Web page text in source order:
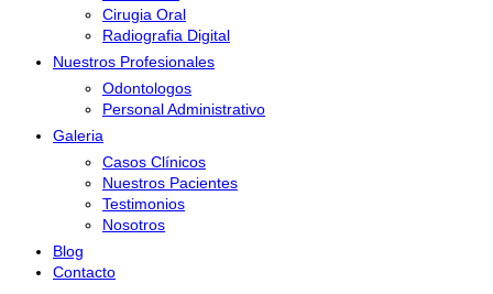
Cirugia Oral
Radiografia Digital
Nuestros Profesionales
Odontologos
Personal Administrativo
Galeria
Casos Clínicos
Nuestros Pacientes
Testimonios
Nosotros
Blog
Contacto